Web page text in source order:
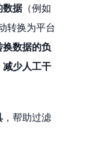
数据（例如
转换为平台
数据的负
减少人工干
，帮助过滤